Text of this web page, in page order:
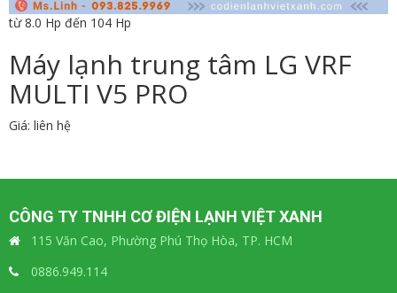
từ 8.0 Hp đến 104 Hp
Máy lạnh trung tâm LG VRF
MULTI V5 PRO
Giá: liên hệ
CÔNG TY TNHH CƠ ĐIỆN LẠNH VIỆT XANH
115 Văn Cao, Phường Phú Thọ Hòa, TP. HCM
0886.949.114